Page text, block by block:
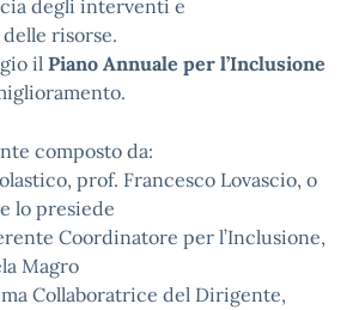
degli interventi e
risorse.
il Piano Annuale per l’Inclusione
composto da:
prof. Francesco Lovascio, o
lo presiede
Coordinatore per l’Inclusione,
Magro
Collaboratrice del Dirigente,